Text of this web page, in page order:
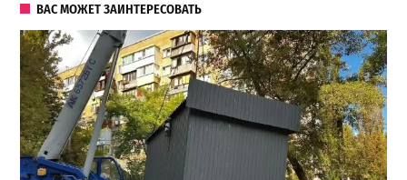
ВАС МОЖЕТ ЗАИНТЕРЕСОВАТЬ